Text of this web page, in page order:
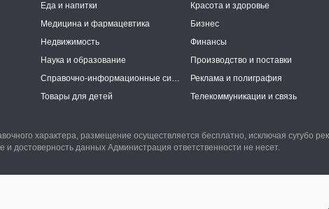
Еда и напитки Красота и здоровье
Медицина и фармацевтика Бизнес
Недвижимость Финансы
Наука и образование Производство и поставки
Справочно-информационные системы Реклама и полиграфия
Товары для детей Телекоммуникации и связь
характера, размещение осуществляется бесплатно, исключая сугубо
и достоверность данных Администрация ответственности не несет.